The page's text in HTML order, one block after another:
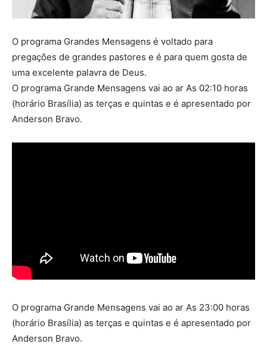
O programa Grandes Mensagens é voltado para
pregações de grandes pastores e é para quem gosta de
uma excelente palavra de Deus.
O programa Grande Mensagens vai ao ar As 02:10 horas
(horário Brasília) as terças e quintas e é apresentado por
Anderson Bravo.
O programa Grande Mensagens vai ao ar As 23:00 horas
(horário Brasília) as terças e quintas e é apresentado por
Anderson Bravo.